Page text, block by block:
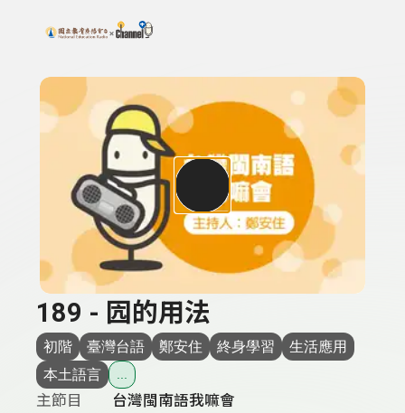
上方功能區塊
搜尋關鍵字：可輸入節目名稱、主持人或關鍵字
189 - 囥的用法
初階 臺灣台語 鄭安住 終身學習
生活應用
本土語言
...
主節目
台灣閩南語我嘛會